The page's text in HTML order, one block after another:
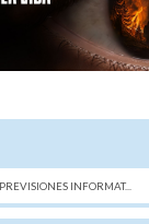
AQUÍ:
PREVISIONES INFORMAT...